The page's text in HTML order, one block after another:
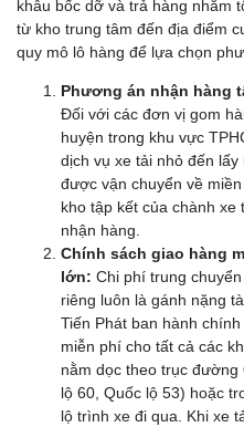
khâu bốc dỡ và trả hàng nhằm
từ kho trung tâm đến địa điểm
quy mô lô hàng để lựa chọn
Phương án nhận hàng
Đối với các đơn vị gom
huyện trong khu vực
dịch vụ xe tải nhỏ đến
được vận chuyển về
kho tập kết của chành
nhận hàng.
Chính sách giao hàng
lớn: Chi phí trung
riêng luôn là gánh nặng
Tiến Phát ban hành
miễn phí cho tất cả các
nằm dọc theo trục
lộ 60, Quốc lộ 53) hoặc
lộ trình xe đi qua. Khi xe